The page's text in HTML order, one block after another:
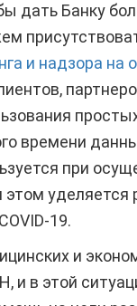
дать Банку
и надзора на
времени
при
19.
и
и в этой